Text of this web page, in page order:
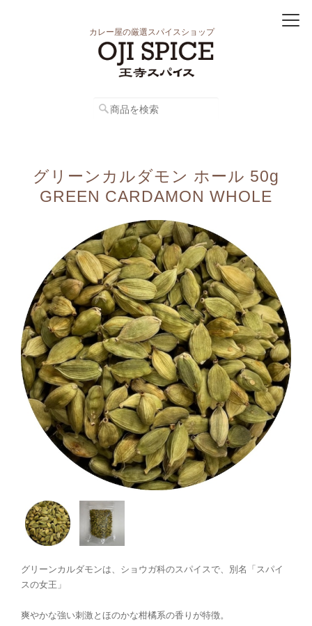
カレー屋の厳選スパイスショップ
グリーンカルダモン ホール 50g
GREEN CARDAMON WHOLE
グリーンカルダモンは、ショウガ科のスパイスで、別名「スパイ
スの女王」
爽やかな強い刺激とほのかな柑橘系の香りが特徴。